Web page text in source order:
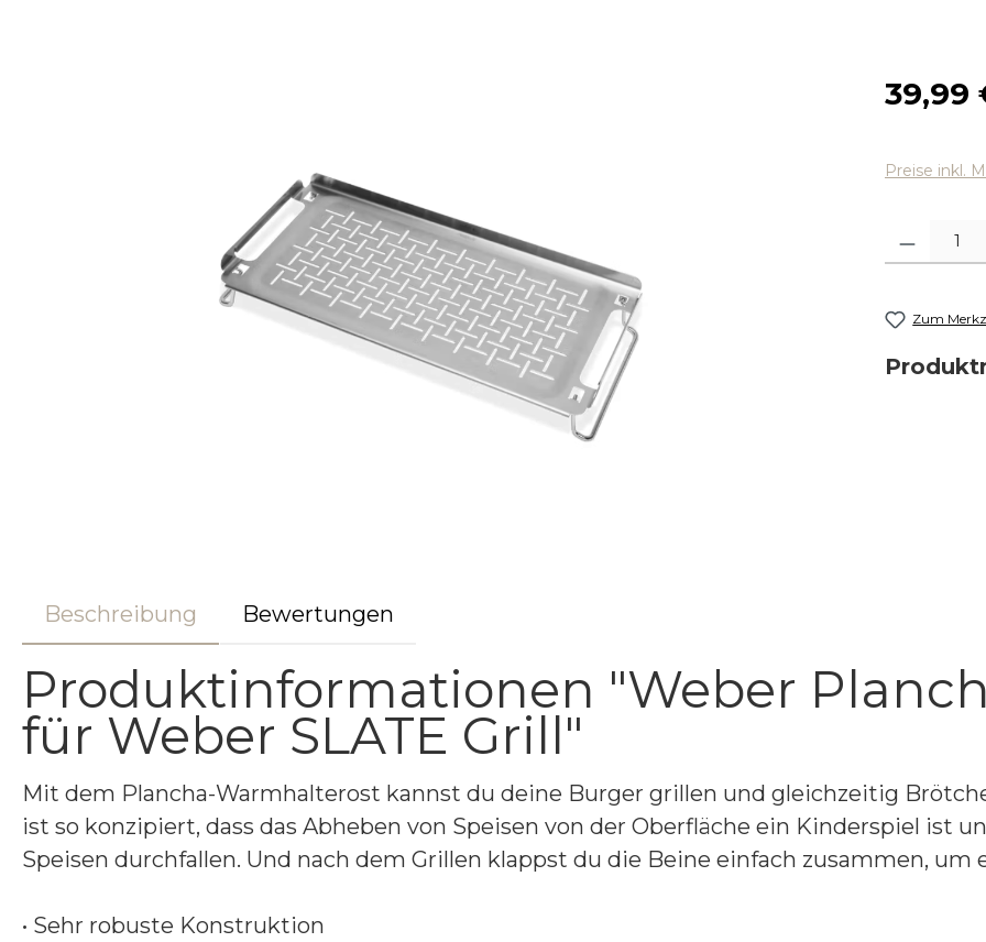
39,99
Preise inkl.
Produkt
Zum
Beschreibung Bewertungen
Produktinformationen "Weber
für Weber SLATE Grill"
Mit dem Plancha-Warmhalterost kannst du deine Burger grillen und gleichzeitig
ist so konzipiert, dass das Abheben von Speisen von der Oberfläche ein Kinderspiel ist
Speisen durchfallen. Und nach dem Grillen klappst du die Beine einfach zusammen, um
• Sehr robuste Konstruktion